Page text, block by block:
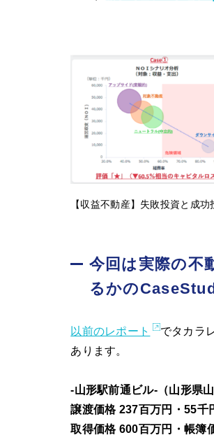
【収益不動産】失敗投資と成
今回は実際の不
るかの
以前のレポート
でタカラ
あります。
-山形駅前通ビル-（山形県山
譲渡価格 237百万円・55千
取得価格 600百万円・帳簿